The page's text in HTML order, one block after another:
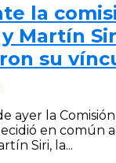
la
Martín
su
ayer la
en común
Siri, la...